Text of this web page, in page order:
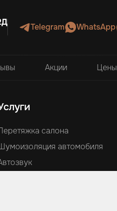
Telegram WhatsApp
Акции Цены
салона
автомобиля